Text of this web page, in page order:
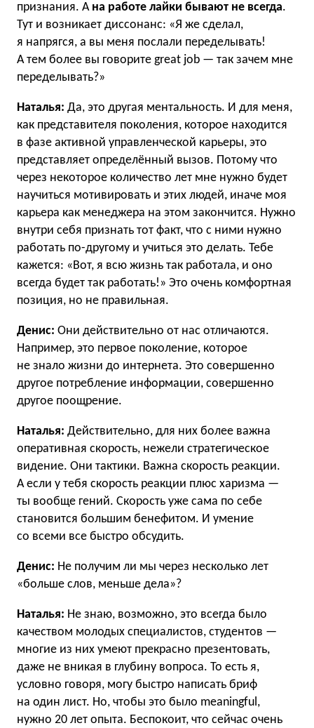
признания. А на работе лайки бывают не всегда.
Тут и возникает диссонанс: «Я же сделал,
я напрягся, а вы меня послали переделывать!
А тем более вы говорите great job — так зачем мне
переделывать?»
Наталья: Да, это другая ментальность. И для меня,
как представителя поколения, которое находится
в фазе активной управленческой карьеры, это
представляет определённый вызов. Потому что
через некоторое количество лет мне нужно будет
научиться мотивировать и этих людей, иначе моя
карьера как менеджера на этом закончится. Нужно
внутри себя признать тот факт, что с ними нужно
работать по-другому и учиться это делать. Тебе
кажется: «Вот, я всю жизнь так работала, и оно
всегда будет так работать!» Это очень комфортная
позиция, но не правильная.
Денис: Они действительно от нас отличаются.
Например, это первое поколение, которое
не знало жизни до интернета. Это совершенно
другое потребление информации, совершенно
другое поощрение.
Наталья: Действительно, для них более важна
оперативная скорость, нежели стратегическое
видение. Они тактики. Важна скорость реакции.
А если у тебя скорость реакции плюс харизма —
ты вообще гений. Скорость уже сама по себе
становится большим бенефитом. И умение
со всеми все быстро обсудить.
Денис: Не получим ли мы через несколько лет
«больше слов, меньше дела»?
Наталья: Не знаю, возможно, это всегда было
качеством молодых специалистов, студентов —
многие из них умеют прекрасно презентовать,
даже не вникая в глубину вопроса. То есть я,
условно говоря, могу быстро написать бриф
на один лист. Но, чтобы это было meaningful,
нужно 20 лет опыта. Беспокоит, что сейчас очень